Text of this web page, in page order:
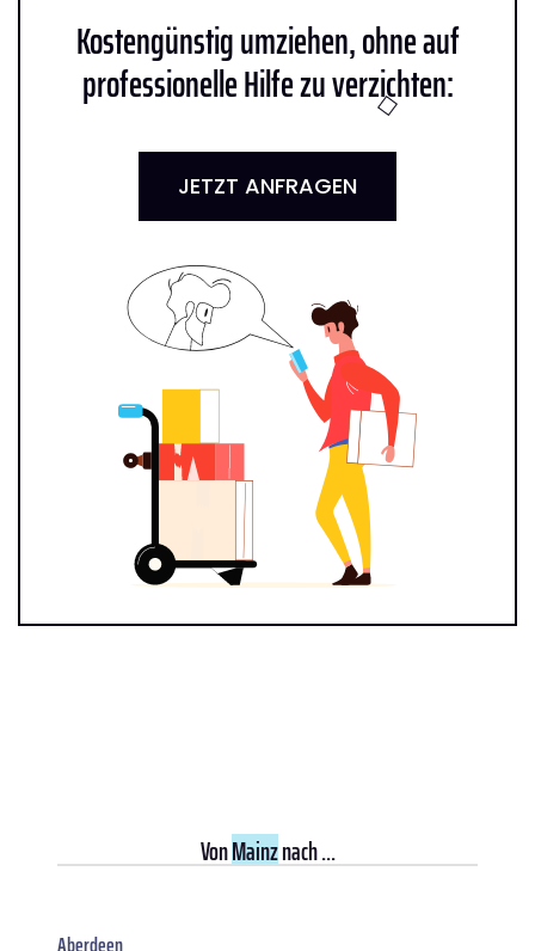
Kostengünstig umziehen, ohne auf
professionelle Hilfe zu verzichten:
JETZT ANFRAGEN
VonMainznach ...